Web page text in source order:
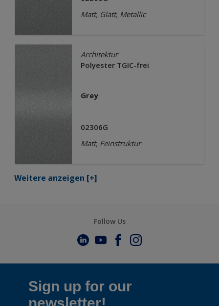
Matt, Glatt, Metallic
Architektur
Polyester TGIC-frei
Grey
02306G
Matt, Feinstruktur
Weitere anzeigen [+]
Follow Us